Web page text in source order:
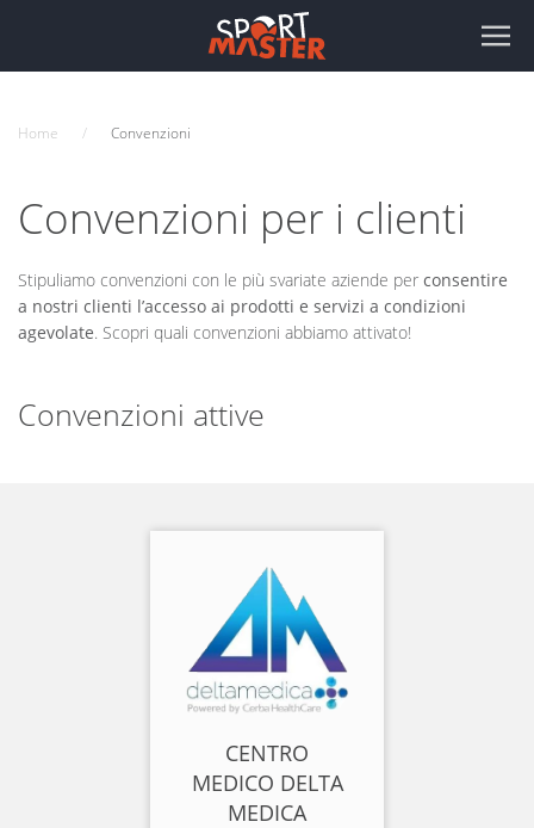
Home Convenzioni
Convenzioni per i clienti
Stipuliamo convenzioni con le più svariate aziende per consentire
a nostri clienti l’accesso ai prodotti e servizi a condizioni
agevolate. Scopri quali convenzioni abbiamo attivato!
Convenzioni attive
CENTRO
MEDICO DELTA
MEDICA